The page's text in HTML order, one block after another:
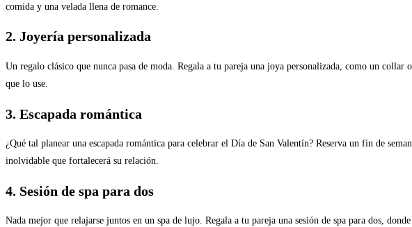
comida y una velada llena de romance.
2. Joyería personalizada
Un regalo clásico que nunca pasa de moda. Regala a tu pareja una joya personalizada, como un
que lo use.
3. Escapada romántica
¿Qué tal planear una escapada romántica para celebrar el Día de San Valentín? Reserva un fin de
inolvidable que fortalecerá su relación.
4. Sesión de spa para dos
Nada mejor que relajarse juntos en un spa de lujo. Regala a tu pareja una sesión de spa para dos,